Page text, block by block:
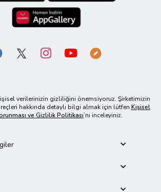
verilerinizin gizliliğini önemsiyoruz. Şirketimizin
hakkında detaylı bilgi almak için lütfen Kişisel
ve Gizlilik Politikası’nı inceleyiniz.